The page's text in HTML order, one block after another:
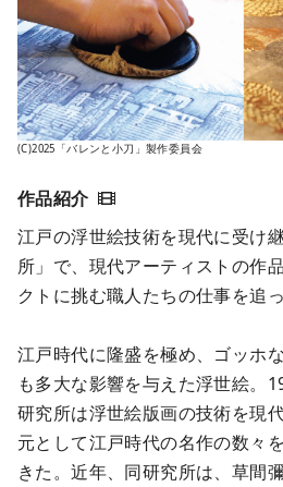
(C)2025「バレンと小刀」製作委員会
江戸の浮世絵技術を現代に受け
所」で、現代アーティストの作
クトに挑む職人たちの仕事を追
江戸時代に隆盛を極め、ゴッホ
も多大な影響を与えた浮世絵。
研究所は浮世絵版画の技術を現
元として江戸時代の名作の数々
きた。近年、同研究所は、草間